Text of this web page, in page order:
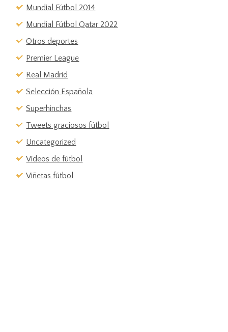
Mundial Fútbol 2014
Mundial Fútbol Qatar 2022
Otros deportes
Premier League
Real Madrid
Selección Española
Superhinchas
Tweets graciosos fútbol
Uncategorized
Vídeos de fútbol
Viñetas fútbol